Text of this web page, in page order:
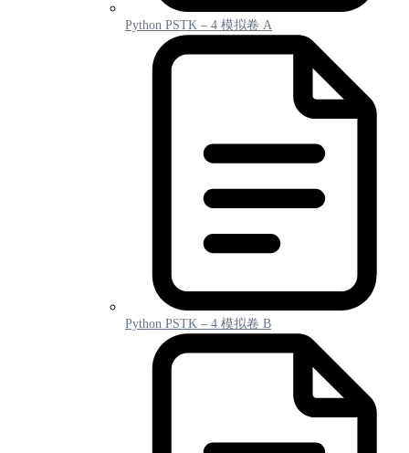
Python PSTK – 4 模拟卷 A
Python PSTK – 4 模拟卷 B